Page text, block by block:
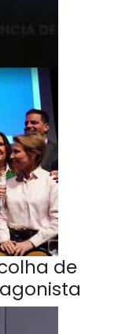
de